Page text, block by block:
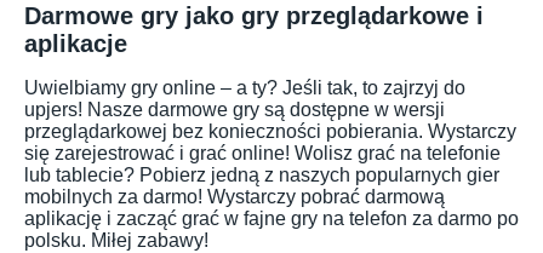
Darmowe gry jako gry przeglądarkowe i
aplikacje
Uwielbiamy gry online – a ty? Jeśli tak, to zajrzyj do
upjers! Nasze darmowe gry są dostępne w wersji
przeglądarkowej bez konieczności pobierania. Wystarczy
się zarejestrować i grać online! Wolisz grać na telefonie
lub tablecie? Pobierz jedną z naszych popularnych gier
mobilnych za darmo! Wystarczy pobrać darmową
aplikację i zacząć grać w fajne gry na telefon za darmo po
polsku. Miłej zabawy!